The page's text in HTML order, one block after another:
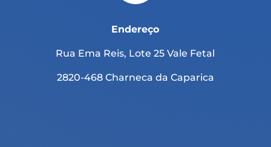
Endereço
Rua Ema Reis, Lote 25 Vale Fetal
2820-468 Charneca da Caparica